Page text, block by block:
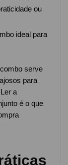
ou
ideal para
serve
para
a
é o que